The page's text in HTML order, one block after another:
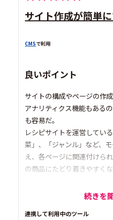
サイト作成が簡単
CMSで利用
良いポイント
サイトの構成やページの作
アナリティクス機能もある
も容易だ。
レシピサイトを運営してい
菜」、「ジャンル」など、
え、各ページに関連付けら
の商品にたどり着きやすくな
続きを
連携して利用中のツール